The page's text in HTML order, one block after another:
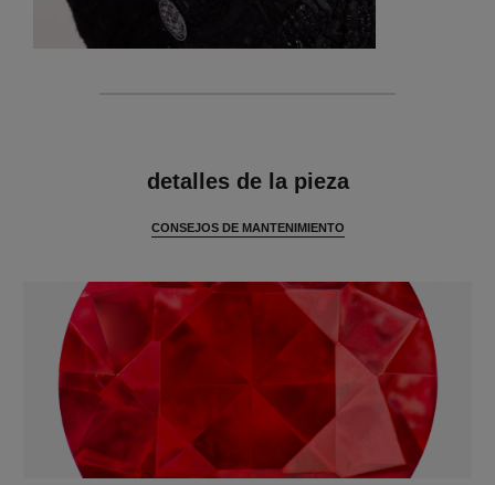
detalles de la pieza
CONSEJOS DE MANTENIMIENTO